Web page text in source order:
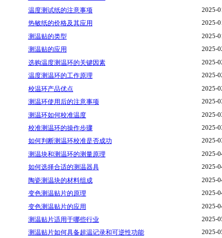
温度测试纸的注意事项
2025-
热敏纸的价格及其应用
2025-
测温贴的类型
2025-
测温贴的应用
2025-
选购温度测温环的关键因素
2025-
温度测温环的工作原理
2025-
校温环产品优点
2025-
测温环使用后的注意事项
2025-
测温环如何校准温度
2025-
校准测温环的操作步骤
2025-
如何判断测温环校准是否成功
2025-
测温块和测温环的测量原理
2025-
如何选择合适的测温器具
2025-
陶瓷测温块的材料组成
2025-
变色测温贴片的原理
2025-
变色测温贴片的应用
2025-
测温贴片适用于哪些行业
2025-
测温贴片如何具备超温记录和可逆性功能
2025-